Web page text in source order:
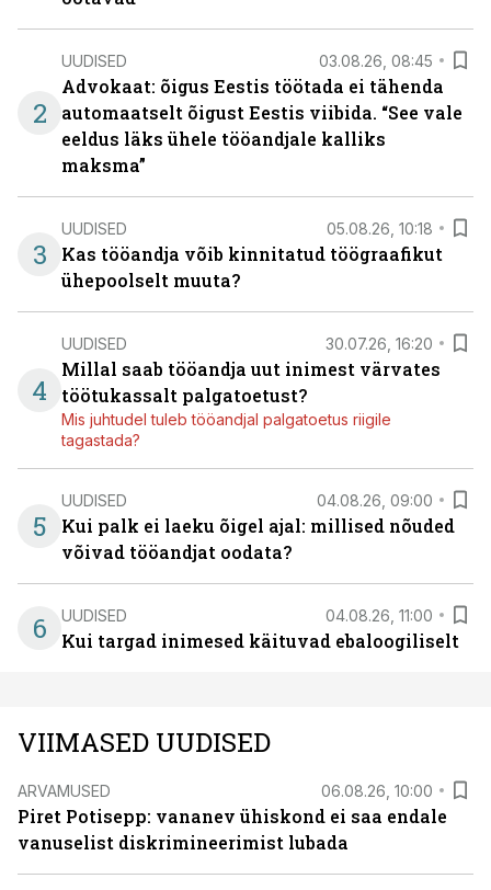
2
UUDISED 03.08.26, 08:45
Advokaat: õigus Eestis töötada ei tähenda
automaatselt õigust Eestis viibida. “See vale
eeldus läks ühele tööandjale kalliks
maksma”
3
UUDISED 05.08.26, 10:18
Kas tööandja võib kinnitatud töögraafikut
ühepoolselt muuta?
4
UUDISED 30.07.26, 16:20
Millal saab tööandja uut inimest värvates
töötukassalt palgatoetust?
Mis juhtudel tuleb tööandjal palgatoetus riigile
tagastada?
5
UUDISED 04.08.26, 09:00
Kui palk ei laeku õigel ajal: millised nõuded
võivad tööandjat oodata?
6 UUDISED 04.08.26, 11:00
Kui targad inimesed käituvad ebaloogiliselt
VIIMASED UUDISED
ARVAMUSED 06.08.26, 10:00
Piret Potisepp: vananev ühiskond ei saa endale
vanuselist diskrimineerimist lubada